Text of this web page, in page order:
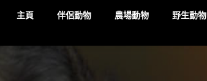
主頁 伴侶動物 農場動物 野生動物